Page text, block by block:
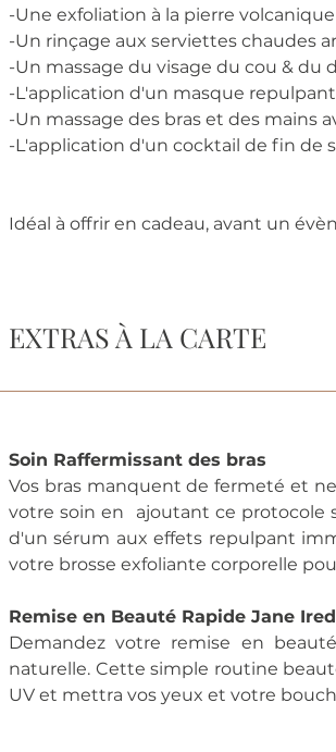
-Une exfoliation à la pierre
-Un rinçage aux serviettes chaudes
-Un massage du visage du cou &
-L'application d'un masque repulpant
-Un massage des bras et des mains
-L'application d'un cocktail de fin de
Idéal à offrir en cadeau, avant un
Soin Raffermissant des bras
Vos bras manquent de fermeté et
votre soin en ajoutant ce protocole
d'un sérum aux effets repulpant
votre brosse exfoliante corporelle
Remise en Beauté Rapide Jane
Demandez votre remise en
naturelle. Cette simple routine
UV et mettra vos yeux et votre